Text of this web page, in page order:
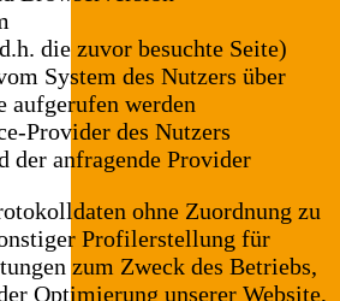
die zuvor besuchte Seite)
System des Nutzers über
aufgerufen werden
Provider des Nutzers
der anfragende Provider
ohne Zuordnung zu
Profilerstellung für
zum Zweck des Betriebs,
Optimierung unserer Website,